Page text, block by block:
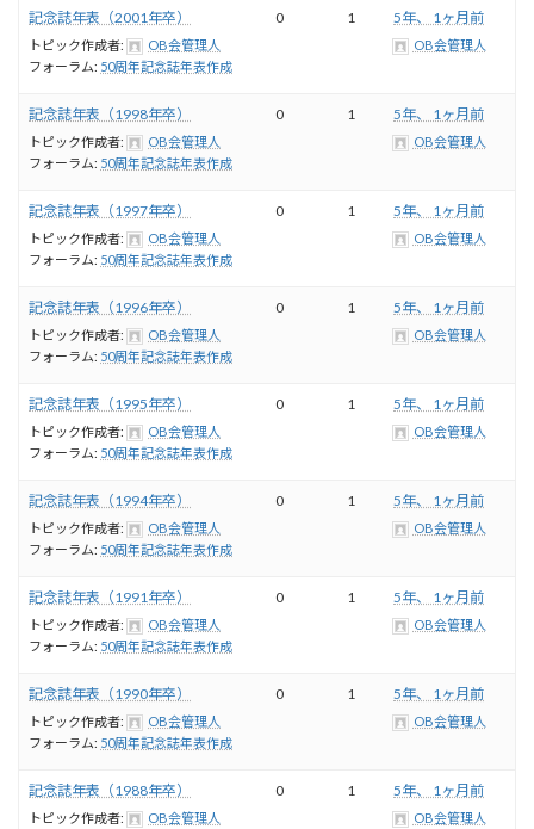
記念誌年表（2001年卒）
トピック作成者:
OB会管理人
フォーラム: 50周年記念誌年表作成
0 1 5年、 1ヶ月前
OB会管理人
記念誌年表（1998年卒）
トピック作成者:
OB会管理人
フォーラム: 50周年記念誌年表作成
0 1 5年、 1ヶ月前
OB会管理人
記念誌年表（1997年卒）
トピック作成者:
OB会管理人
フォーラム: 50周年記念誌年表作成
0 1 5年、 1ヶ月前
OB会管理人
記念誌年表（1996年卒）
トピック作成者:
OB会管理人
フォーラム: 50周年記念誌年表作成
0 1 5年、 1ヶ月前
OB会管理人
記念誌年表（1995年卒）
トピック作成者:
OB会管理人
フォーラム: 50周年記念誌年表作成
0 1 5年、 1ヶ月前
OB会管理人
記念誌年表（1994年卒）
トピック作成者:
OB会管理人
フォーラム: 50周年記念誌年表作成
0 1 5年、 1ヶ月前
OB会管理人
記念誌年表（1991年卒）
トピック作成者:
OB会管理人
フォーラム: 50周年記念誌年表作成
0 1 5年、 1ヶ月前
OB会管理人
記念誌年表（1990年卒）
トピック作成者:
OB会管理人
フォーラム: 50周年記念誌年表作成
0 1 5年、 1ヶ月前
OB会管理人
記念誌年表（1988年卒）
トピック作成者:
OB会管理人
0 1 5年、 1ヶ月前
OB会管理人